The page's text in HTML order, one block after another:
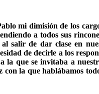
mi dimisión de los
a todos sus
salir de dar clase en
de decirle a los
que se invitaba a
la que hablábamos